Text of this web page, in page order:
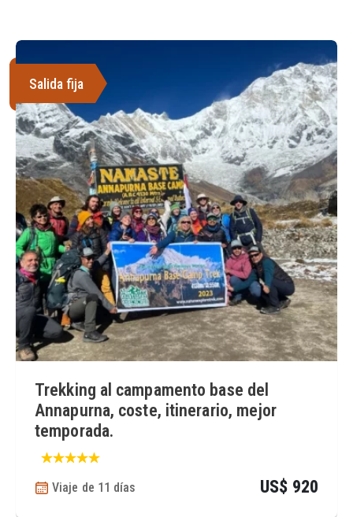
Trekking al campamento base del
Annapurna, coste, itinerario, mejor
temporada.
Viaje de 11 días US$ 920
Salida fija